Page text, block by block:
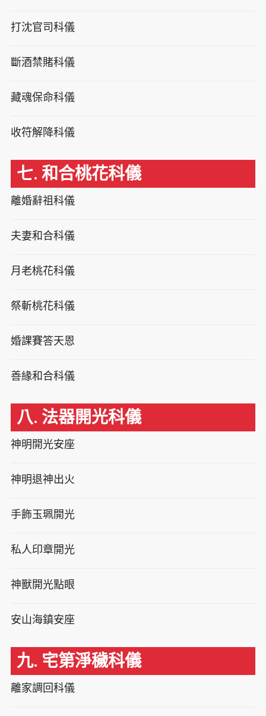
打沈官司科儀
斷酒禁賭科儀
藏魂保命科儀
收符解降科儀
七. 和合桃花科儀
離婚辭祖科儀
夫妻和合科儀
月老桃花科儀
祭斬桃花科儀
婚課賽答天恩
善緣和合科儀
八. 法器開光科儀
神明開光安座
神明退神出火
手飾玉珮開光
私人印章開光
神獸開光點眼
安山海鎮安座
九. 宅第淨穢科儀
離家調回科儀